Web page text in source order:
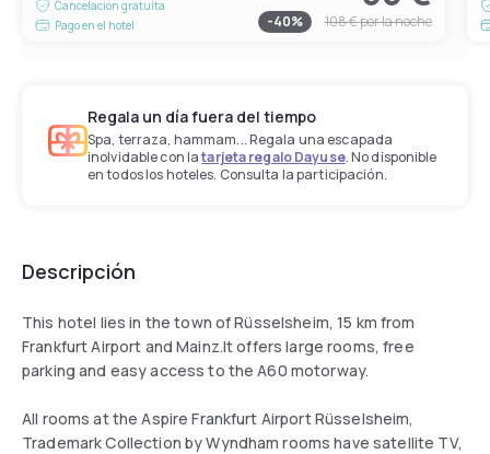
Cancelación gratuita
Pago en el hotel
-40% 108 €por la noche
Regala un día fuera del tiempo
Spa, terraza, hammam... Regala una escapada
inolvidable con latarjeta regalo Dayuse. No disponible
en todos los hoteles. Consulta la participación.
Descripción
This hotel lies in the town of Rüsselsheim, 15 km from
Frankfurt Airport and Mainz.It offers large rooms, free
parking and easy access to the A60 motorway.
All rooms at the Aspire Frankfurt Airport Rüsselsheim,
Trademark Collection by Wyndham rooms have satellite TV,